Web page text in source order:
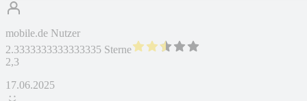
mobile.de Nutzer
2.3333333333333335 Sterne
2,3
17.06.2025